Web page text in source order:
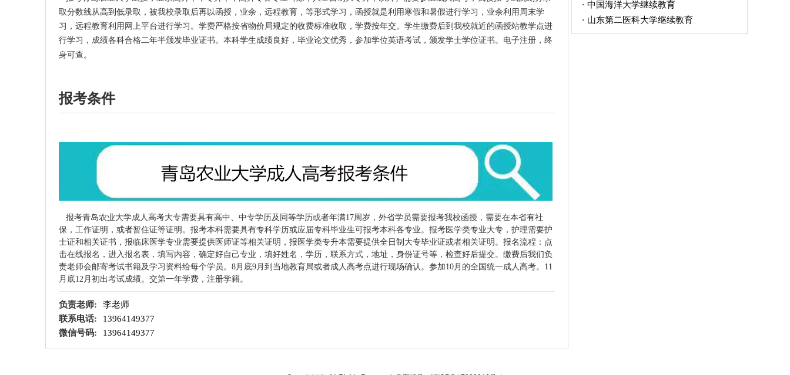
取分数线从高到低录取，被我校录取后再以函授，业余，远程教育，等形式学习，函授就是利用寒假和暑假进行学习，业余利用周末学
习，远程教育利用网上平台进行学习。学费严格按省物价局规定的收费标准收取，学费按年交。学生缴费后到我校就近的函授站教学点进
行学习，成绩各科合格二年半颁发毕业证书。本科学生成绩良好，毕业论文优秀，参加学位英语考试，颁发学士学位证书。电子注册，终
身可查。
报考条件
报考青岛农业大学成人高考大专需要具有高中、中专学历及同等学历或者年满17周岁，外省学员需要报考我校函授，需要在本省有社
保，工作证明，或者暂住证等证明。报考本科需要具有专科学历或应届专科毕业生可报考本科各专业。报考医学类专业大专，护理需要护
士证和相关证书，报临床医学专业需要提供医师证等相关证明，报医学类专升本需要提供全日制大专毕业证或者相关证明。报名流程：点
击在线报名，进入报名表，填写内容，确定好自己专业，填好姓名，学历，联系方式，地址，身份证号等，检查好后提交。缴费后我们负
责老师会邮寄考试书籍及学习资料给每个学员。8月底9月到当地教育局或者成人高考点进行现场确认。参加10月的全国统一成人高考。11
月底12月初出考试成绩。交第一年学费，注册学籍。
负责老师:
李老师
联系电话:
13964149377
微信号码:
13964149377
· 中国海洋大学继续教育
· 山东第二医科大学继续教育